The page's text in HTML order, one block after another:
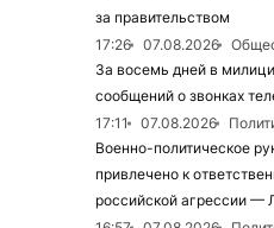
за правительством
17:26
07.08.2026
За восемь дней в
сообщений о звонках
17:11
07.08.2026
Военно-политическое
привлечено к
российской агрессии —